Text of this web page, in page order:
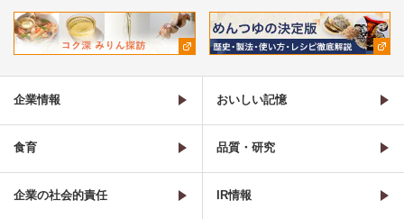
企業情報 おいしい記憶
食育 品質・研究
企業の社会的責任 IR情報